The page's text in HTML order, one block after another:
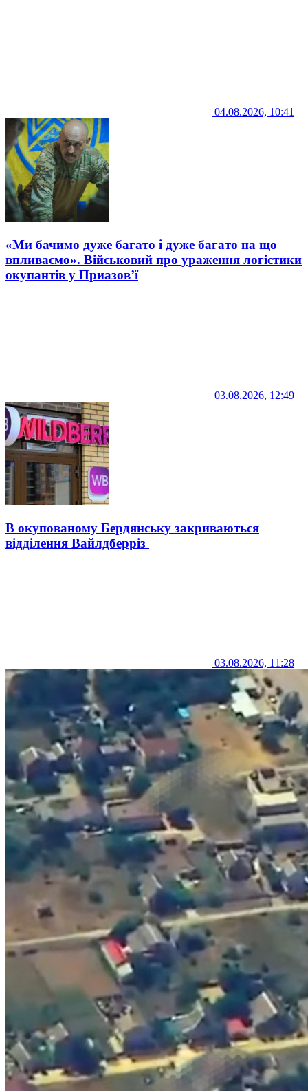
04.08.2026, 10:41
«Ми бачимо дуже багато і дуже багато на що
впливаємо». Військовий про ураження логістики
окупантів у Приазов’ї
03.08.2026, 12:49
В окупованому Бердянську закриваються
відділення Вайлдберріз
03.08.2026, 11:28